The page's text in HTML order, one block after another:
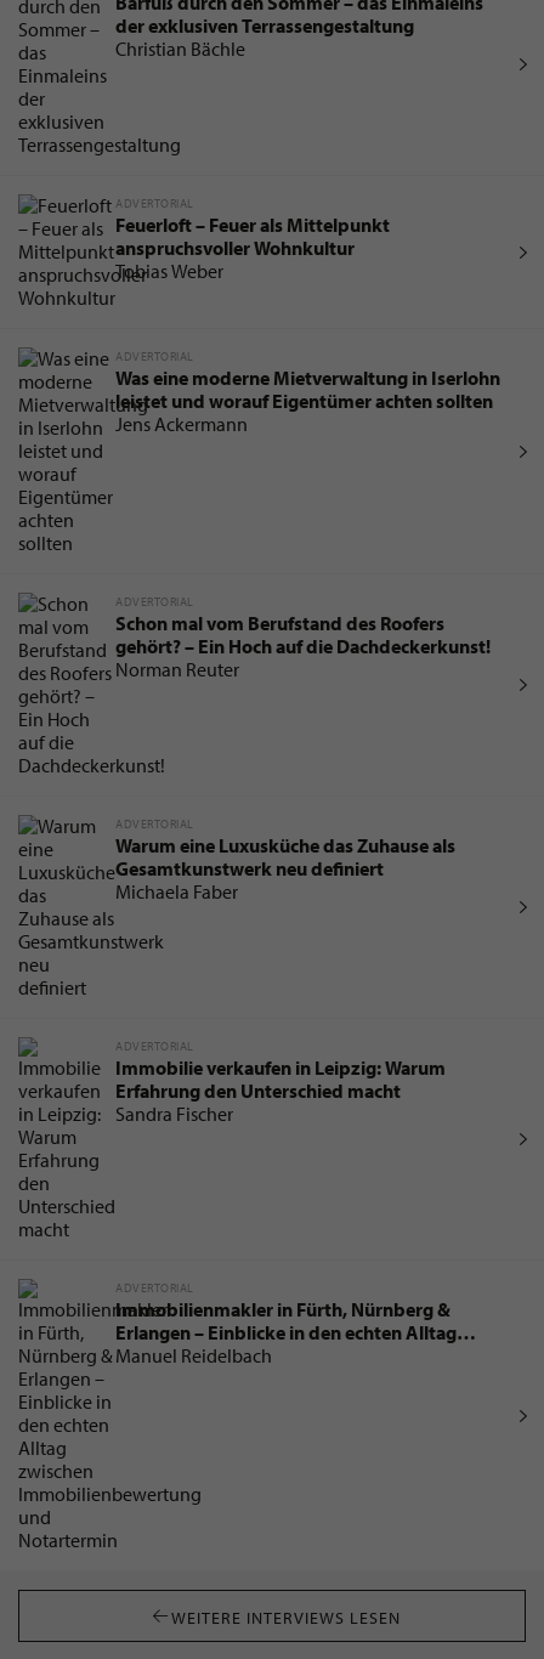
der exklusiven Terrassengestaltung
Christian Bächle
ADVERTORIAL
Feuerloft – Feuer als Mittelpunkt
anspruchsvoller Wohnkultur
Tobias Weber
ADVERTORIAL
Was eine moderne Mietverwaltung in Iserlohn
leistet und worauf Eigentümer achten sollten
Jens Ackermann
ADVERTORIAL
Schon mal vom Berufstand des Roofers
gehört? – Ein Hoch auf die Dachdeckerkunst!
Norman Reuter
ADVERTORIAL
Warum eine Luxusküche das Zuhause als
Gesamtkunstwerk neu definiert
Michaela Faber
ADVERTORIAL
Immobilie verkaufen in Leipzig: Warum
Erfahrung den Unterschied macht
Sandra Fischer
ADVERTORIAL
Immobilienmakler in Fürth, Nürnberg &
Erlangen – Einblicke in den echten Alltag
zwischen Immobilienbewertung und
Manuel Reidelbach
WEITERE INTERVIEWS LESEN